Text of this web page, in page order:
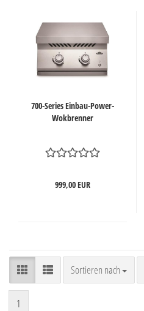
700-Series Einbau-Power-
Wokbrenner
999,00 EUR
Sortieren nach
Sortieren nach
1